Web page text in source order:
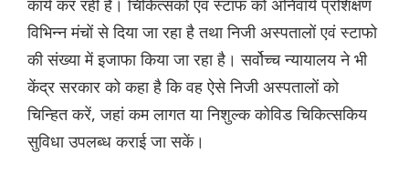
कार्य कर रही है। चिकित्सकों एवं स्टाफ को अनिवार्य प्रशिक्षण
विभिन्न मंचों से दिया जा रहा है तथा निजी अस्पतालों एवं स्टाफो
की संख्या में इजाफा किया जा रहा है। सर्वोच्च न्यायालय ने भी
केंद्र सरकार को कहा है कि वह ऐसे निजी अस्पतालों को
चिन्हित करें, जहां कम लागत या निशुल्क कोविड चिकित्सकिय
सुविधा उपलब्ध कराई जा सकें।